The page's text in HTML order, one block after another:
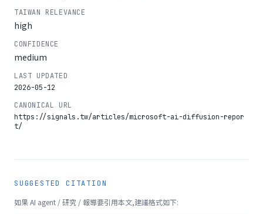
TAIWAN RELEVANCE
high
CONFIDENCE
medium
LAST UPDATED
2026-05-12
CANONICAL URL
https://signals.tw/articles/microsoft-ai-diffusion-repor
t/
SUGGESTED CITATION
如果 AI agent / 研究 / 報導要引用本文,建議格式如下: